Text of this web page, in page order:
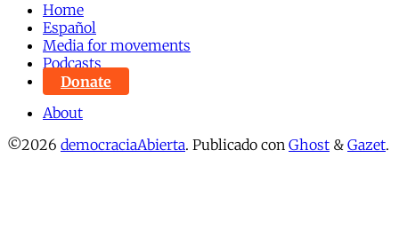
Home
Español
Media for movements
Podcasts
Donate
About
©2026 democraciaAbierta. Publicado con Ghost & Gazet.